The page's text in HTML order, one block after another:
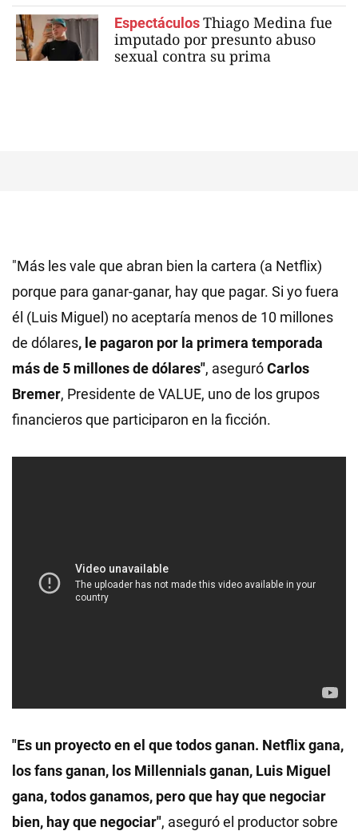
EspectáculosThiago Medina fue
imputado por presunto abuso
sexual contra su prima
"Más les vale que abran bien la cartera (a Netflix)
porque para ganar-ganar, hay que pagar. Si yo fuera
él (Luis Miguel) no aceptaría menos de 10 millones
de dólares, le pagaron por la primera temporada
más de 5 millones de dólares", aseguróCarlos
Bremer, Presidente de VALUE, uno de los grupos
financieros que participaron en la ficción.
"Es un proyecto en el que todos ganan. Netflix gana,
los fans ganan, los Millennials ganan, Luis Miguel
gana, todos ganamos, pero que hay que negociar
bien, hay que negociar", aseguró el productor sobre